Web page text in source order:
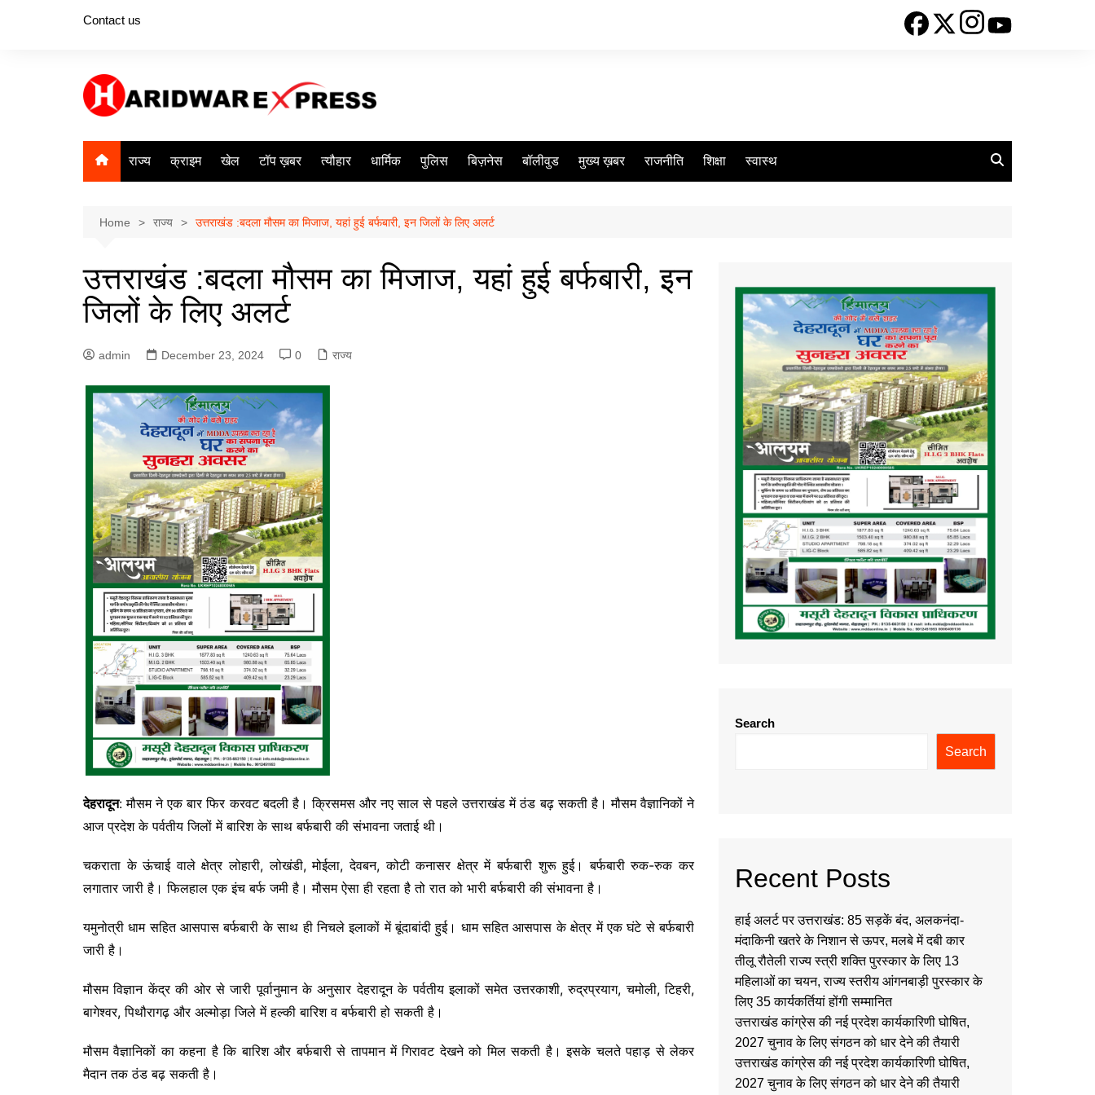
Contact us
राज्य क्राइम खेल टॉप ख़बर त्यौहार धार्मिक पुलिस बिज़नेस बॉलीवुड मुख्य ख़बर राजनीति शिक्षा स्वास्थ
Home राज्य उत्तराखंड :बदला मौसम का मिजाज, यहां हुई बर्फबारी, इन जिलों के लिए अलर्ट
उत्तराखंड :बदला मौसम का मिजाज, यहां हुई बर्फबारी, इन
जिलों के लिए अलर्ट
admin December 23, 2024 0 राज्य
देहरादून: मौसम ने एक बार फिर करवट बदली है। क्रिसमस और नए साल से पहले उत्तराखंड में ठंड बढ़ सकती है। मौसम वैज्ञानिकों ने
आज प्रदेश के पर्वतीय जिलों में बारिश के साथ बर्फबारी की संभावना जताई थी।
चकराता के ऊंचाई वाले क्षेत्र लोहारी, लोखंडी, मोईला, देवबन, कोटी कनासर क्षेत्र में बर्फबारी शुरू हुई। बर्फबारी रुक-रुक कर
लगातार जारी है। फिलहाल एक इंच बर्फ जमी है। मौसम ऐसा ही रहता है तो रात को भारी बर्फबारी की संभावना है।
यमुनोत्री धाम सहित आसपास बर्फबारी के साथ ही निचले इलाकों में बूंदाबांदी हुई। धाम सहित आसपास के क्षेत्र में एक घंटे से बर्फबारी
जारी है।
मौसम विज्ञान केंद्र की ओर से जारी पूर्वानुमान के अनुसार देहरादून के पर्वतीय इलाकों समेत उत्तरकाशी, रुद्रप्रयाग, चमोली, टिहरी,
बागेश्वर, पिथौरागढ़ और अल्मोड़ा जिले में हल्की बारिश व बर्फबारी हो सकती है।
मौसम वैज्ञानिकों का कहना है कि बारिश और बर्फबारी से तापमान में गिरावट देखने को मिल सकती है। इसके चलते पहाड़ से लेकर
मैदान तक ठंड बढ़ सकती है।
Search
Search
Recent Posts
हाई अलर्ट पर उत्तराखंड: 85 सड़कें बंद, अलकनंदा-
मंदाकिनी खतरे के निशान से ऊपर, मलबे में दबी कार
तीलू रौतेली राज्य स्त्री शक्ति पुरस्कार के लिए 13
महिलाओं का चयन, राज्य स्तरीय आंगनबाड़ी पुरस्कार के
लिए 35 कार्यकर्तियां होंगी सम्मानित
उत्तराखंड कांग्रेस की नई प्रदेश कार्यकारिणी घोषित,
2027 चुनाव के लिए संगठन को धार देने की तैयारी
उत्तराखंड कांग्रेस की नई प्रदेश कार्यकारिणी घोषित,
2027 चुनाव के लिए संगठन को धार देने की तैयारी